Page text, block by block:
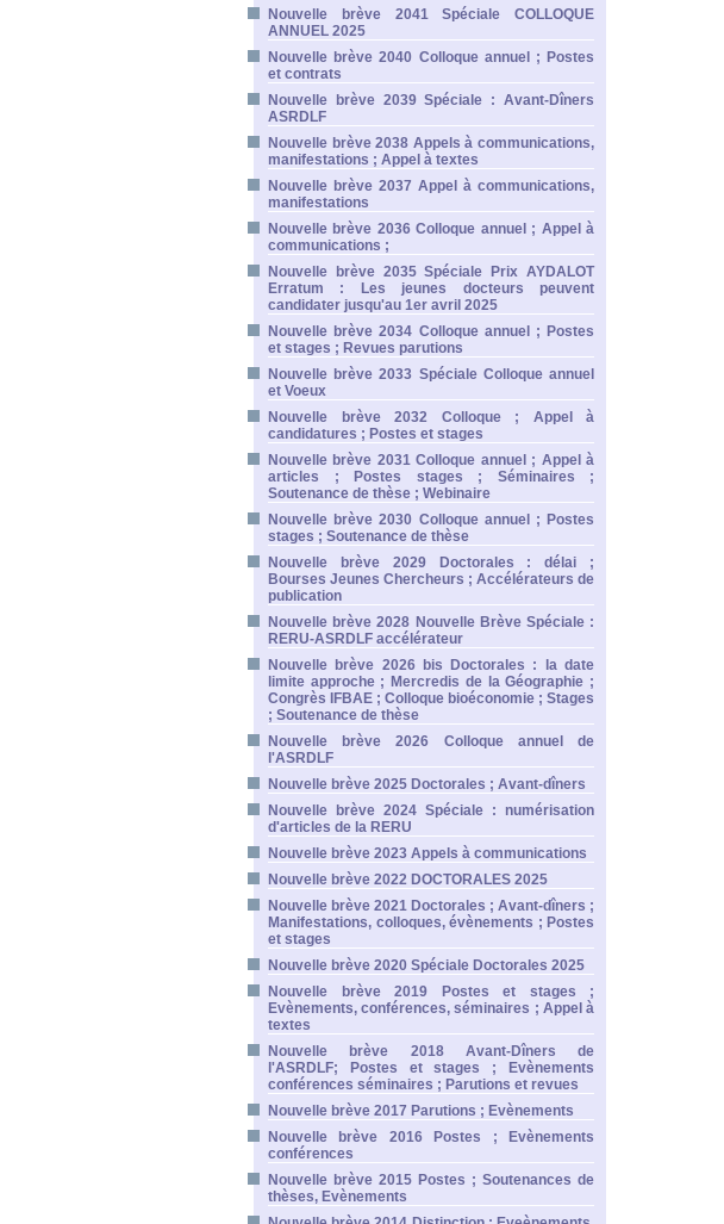
Nouvelle brève 2041 Spéciale COLLOQUE
ANNUEL 2025
Nouvelle brève 2040 Colloque annuel ; Postes
et contrats
Nouvelle brève 2039 Spéciale : Avant-Dîners
ASRDLF
Nouvelle brève 2038 Appels à communications,
manifestations ; Appel à textes
Nouvelle brève 2037 Appel à communications,
manifestations
Nouvelle brève 2036 Colloque annuel ; Appel à
communications ;
Nouvelle brève 2035 Spéciale Prix AYDALOT
Erratum : Les jeunes docteurs peuvent
candidater jusqu'au 1er avril 2025
Nouvelle brève 2034 Colloque annuel ; Postes
et stages ; Revues parutions
Nouvelle brève 2033 Spéciale Colloque annuel
et Voeux
Nouvelle brève 2032 Colloque ; Appel à
candidatures ; Postes et stages
Nouvelle brève 2031 Colloque annuel ; Appel à
articles ; Postes stages ; Séminaires ;
Soutenance de thèse ; Webinaire
Nouvelle brève 2030 Colloque annuel ; Postes
stages ; Soutenance de thèse
Nouvelle brève 2029 Doctorales : délai ;
Bourses Jeunes Chercheurs ; Accélérateurs de
publication
Nouvelle brève 2028 Nouvelle Brève Spéciale :
RERU-ASRDLF accélérateur
Nouvelle brève 2026 bis Doctorales : la date
limite approche ; Mercredis de la Géographie ;
Congrès IFBAE ; Colloque bioéconomie ; Stages
; Soutenance de thèse
Nouvelle brève 2026 Colloque annuel de
l'ASRDLF
Nouvelle brève 2025 Doctorales ; Avant-dîners
Nouvelle brève 2024 Spéciale : numérisation
d'articles de la RERU
Nouvelle brève 2023 Appels à communications
Nouvelle brève 2022 DOCTORALES 2025
Nouvelle brève 2021 Doctorales ; Avant-dîners ;
Manifestations, colloques, évènements ; Postes
et stages
Nouvelle brève 2020 Spéciale Doctorales 2025
Nouvelle brève 2019 Postes et stages ;
Evènements, conférences, séminaires ; Appel à
textes
Nouvelle brève 2018 Avant-Dîners de
l'ASRDLF; Postes et stages ; Evènements
conférences séminaires ; Parutions et revues
Nouvelle brève 2017 Parutions ; Evènements
Nouvelle brève 2016 Postes ; Evènements
conférences
Nouvelle brève 2015 Postes ; Soutenances de
thèses, Evènements